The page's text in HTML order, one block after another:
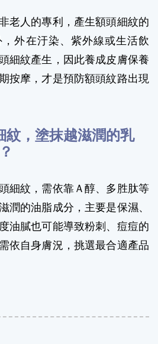
老人的專利，產生額頭細紋的
外在汙染、紫外線或生活飲
細紋產生，因此養成皮膚保養
按摩，才是預防額頭紋路出現
紋，塗抹越滋潤的乳
細紋，需依靠Ａ醇、多胜肽等
潤的油脂成分，主要是保濕、
油膩也可能導致粉刺、痘痘的
依自身膚況，挑選最合適產品